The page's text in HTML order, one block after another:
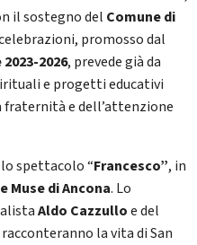
il sostegno del Comune di
promosso dal
2026, prevede già da
e progetti educativi
fraternità e dell’attenzione
spettacolo “Francesco”, in
Muse di Ancona. Lo
Aldo Cazzulloe del
la vita di San